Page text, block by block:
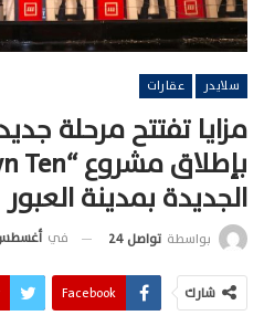
سلايدر عقارات
مزايا تفتتح مرحلة
الجديدة بمدينة العبور
بواسطة تواصل 24 في أغسطس 6,
شارك Facebook